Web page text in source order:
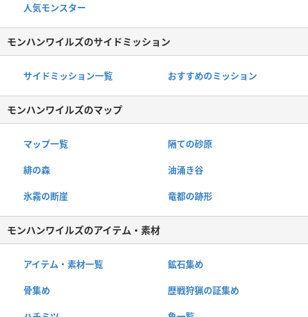
人気モンスター
モンハンワイルズのサイドミッション
サイドミッション一覧 おすすめのミッション
モンハンワイルズのマップ
マップ一覧 隔ての砂原
緋の森 油涌き谷
氷霧の断崖 竜都の跡形
モンハンワイルズのアイテム・素材
アイテム・素材一覧 鉱石集め
骨集め 歴戦狩猟の証集め